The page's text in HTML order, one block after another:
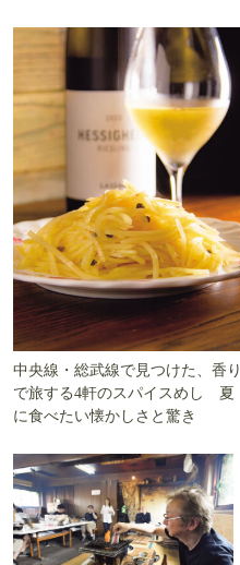
中央線・総武線で見つけた、香り
で旅する4軒のスパイスめし 夏
に食べたい懐かしさと驚き